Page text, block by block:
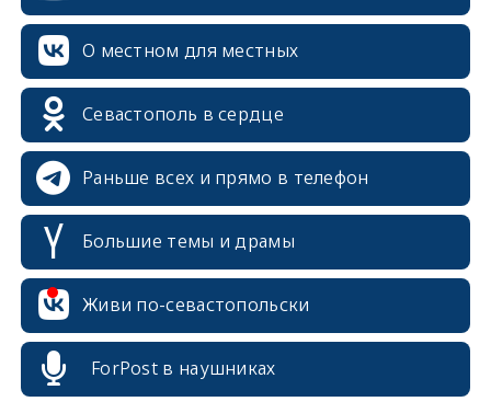
О местном для местных
Севастополь в сердце
Раньше всех и прямо в телефон
Большие темы и драмы
Живи по-севастопольски
ForPost в наушниках
erid: 2SDnjcrDNw6